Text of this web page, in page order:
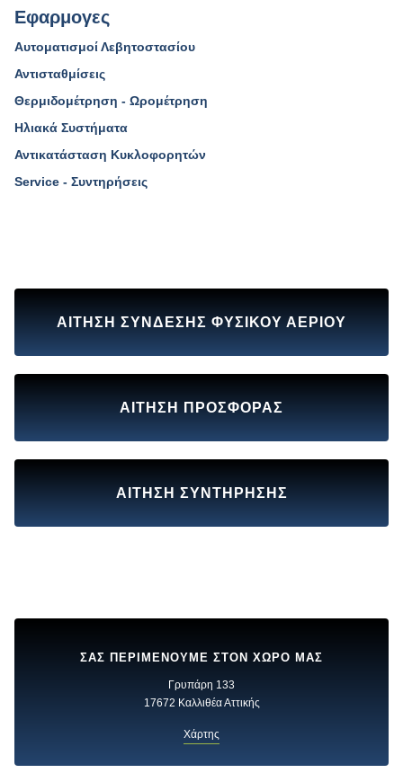
Εφαρμογες
Αυτοματισμοί Λεβητοστασίου
Αντισταθμίσεις
Θερμιδομέτρηση - Ωρομέτρηση
Ηλιακά Συστήματα
Αντικατάσταση Κυκλοφορητών
Service - Συντηρήσεις
ΑΙΤΗΣΗ ΣΥΝΔΕΣΗΣ ΦΥΣΙΚΟΥ ΑΕΡΙΟΥ
ΑΙΤΗΣΗ ΠΡΟΣΦΟΡΑΣ
ΑΙΤΗΣΗ ΣΥΝΤΗΡΗΣΗΣ
ΣΑΣ ΠΕΡΙΜΕΝΟΥΜΕ ΣΤΟΝ ΧΩΡΟ ΜΑΣ
Γρυπάρη 133
17672 Καλλιθέα Αττικής
Χάρτης